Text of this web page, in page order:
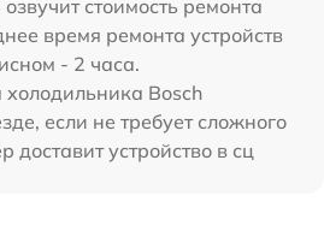
стоимость ремонта
время ремонта устройств
- 2 часа.
Bosch
если не требует сложного
устройство в сц